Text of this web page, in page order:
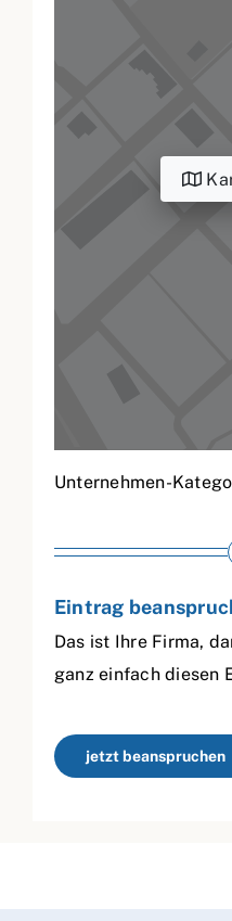
Unternehmen-
Eintrag
Das ist Ihre Firma,
ganz einfach diesen
jetzt beanspruchen